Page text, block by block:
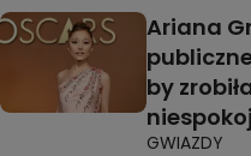
Ariana
by
GWIAZDY